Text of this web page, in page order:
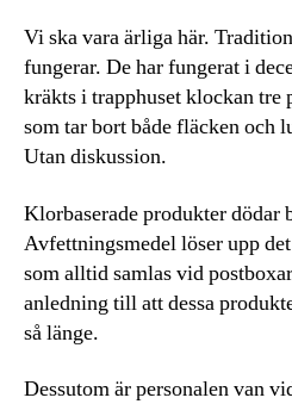
Vi ska vara ärliga här.
fungerar. De har fungerat i
kräkts i trapphuset klockan tre
som tar bort både fläcken och
Utan diskussion.
Klorbaserade produkter dödar
Avfettningsmedel löser upp
som alltid samlas vid
anledning till att dessa
så länge.
Dessutom är personalen van